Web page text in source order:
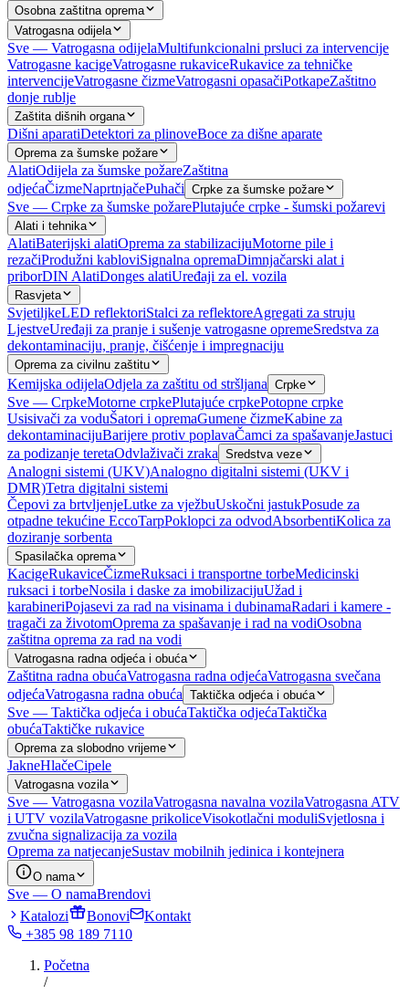
Osobna zaštitna oprema
Vatrogasna odijela
Sve — Vatrogasna odijelaMultifunkcionalni prsluci za intervencije
Vatrogasne kacigeVatrogasne rukaviceRukavice za tehničke
intervencijeVatrogasne čizmeVatrogasni opasačiPotkapeZaštitno
donje rublje
Zaštita dišnih organa
Dišni aparatiDetektori za plinoveBoce za dišne aparate
Oprema za šumske požare
AlatiOdijela za šumske požareZaštitna
odjećaČizmeNaprtnjačePuhači Crpke za šumske požare
Sve — Crpke za šumske požarePlutajuće crpke - šumski požarevi
Alati i tehnika
AlatiBaterijski alatiOprema za stabilizacijuMotorne pile i
rezačiProdužni kabloviSignalna opremaDimnjačarski alat i
priborDIN AlatiDonges alatiUređaji za el. vozila
Rasvjeta
SvjetiljkeLED reflektoriStalci za reflektoreAgregati za struju
LjestveUređaji za pranje i sušenje vatrogasne opremeSredstva za
dekontaminaciju, pranje, čišćenje i impregnaciju
Oprema za civilnu zaštitu
Kemijska odijelaOdjela za zaštitu od stršljana Crpke
Sve — CrpkeMotorne crpkePlutajuće crpkePotopne crpke
Usisivači za voduŠatori i opremaGumene čizmeKabine za
dekontaminacijuBarijere protiv poplavaČamci za spašavanjeJastuci
za podizanje teretaOdvlaživači zraka Sredstva veze
Analogni sistemi (UKV)Analogno digitalni sistemi (UKV i
DMR)Tetra digitalni sistemi
Čepovi za brtvljenjeLutke za vježbuUskočni jastukPosude za
otpadne tekućine EccoTarpPoklopci za odvodAbsorbentiKolica za
doziranje sorbenta
Spasilačka oprema
KacigeRukaviceČizmeRuksaci i transportne torbeMedicinski
ruksaci i torbeNosila i daske za imobilizacijuUžad i
karabineriPojasevi za rad na visinama i dubinamaRadari i kamere -
tragači za životomOprema za spašavanje i rad na vodiOsobna
zaštitna oprema za rad na vodi
Vatrogasna radna odjeća i obuća
Zaštitna radna obućaVatrogasna radna odjećaVatrogasna svečana
odjećaVatrogasna radna obuća Taktička odjeća i obuća
Sve — Taktička odjeća i obućaTaktička odjećaTaktička
obućaTaktičke rukavice
Oprema za slobodno vrijeme
JakneHlačeCipele
Vatrogasna vozila
Sve — Vatrogasna vozilaVatrogasna navalna vozilaVatrogasna ATV
i UTV vozilaVatrogasne prikoliceVisokotlačni moduliSvjetlosna i
zvučna signalizacija za vozila
Oprema za natjecanjeSustav mobilnih jedinica i kontejnera
O nama
Sve — O namaBrendovi
Katalozi
Bonovi
Kontakt
+385 98 189 7110
Početna
/